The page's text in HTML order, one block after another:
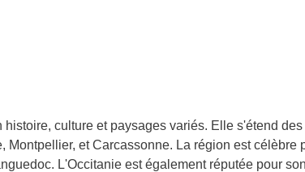
culture et paysages variés. Elle s'étend
et Carcassonne. La région est
L'Occitanie est également réputée pour